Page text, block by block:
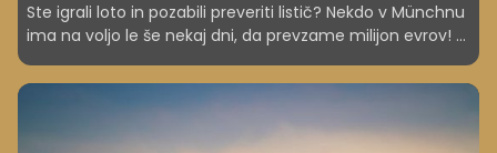
Ste igrali loto in pozabili preveriti listič? Nekdo v Münchnu
ima na voljo le še nekaj dni, da prevzame milijon evrov! A
ni edini, ki je pozabil preveriti vplačano potrdilo.